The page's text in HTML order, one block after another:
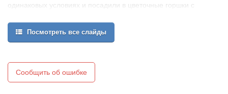
одинаковых условиях и посадили в цветочные горшки с
Посмотреть все слайды
Сообщить об ошибке